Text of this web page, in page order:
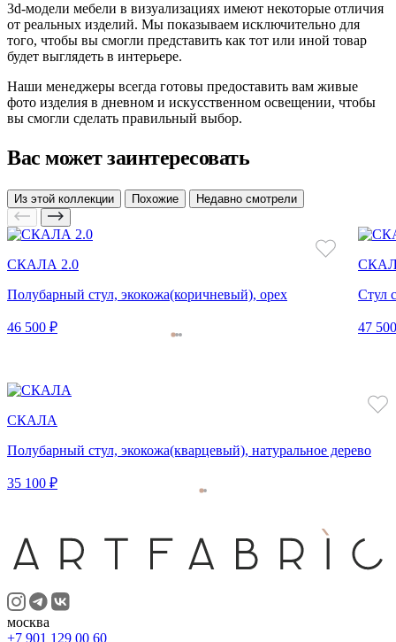
3d-модели мебели в визуализациях имеют некоторые отличия
от реальных изделий. Мы показываем исключительно для
того, чтобы вы смогли представить как тот или иной товар
будет выглядеть в интерьере.
Наши менеджеры всегда готовы предоставить вам живые
фото изделия в дневном и искусственном освещении, чтобы
вы смогли сделать правильный выбор.
Вас может заинтересовать
Из этой коллекции Похожие Недавно смотрели
СКАЛА 2.0
Полубарный стул, экокожа(коричневый), орех
46 500 ₽
Стул
47
СКАЛА
Полубарный стул, экокожа(кварцевый), натуральное дерево
35 100 ₽
москва
+7 901 129 00 60